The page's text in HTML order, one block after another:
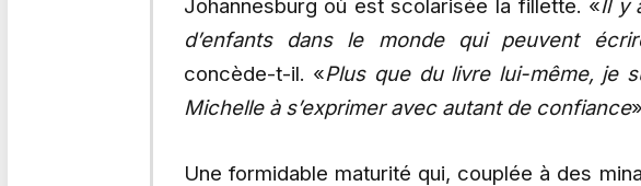
Johannesburg où est scolarisée la fillette. «Il y
d’enfants dans le monde qui peuvent
concède-t-il. «Plus que du livre lui-même, je
Michelle à s’exprimer avec autant de confiance
Une formidable maturité qui, couplée à des